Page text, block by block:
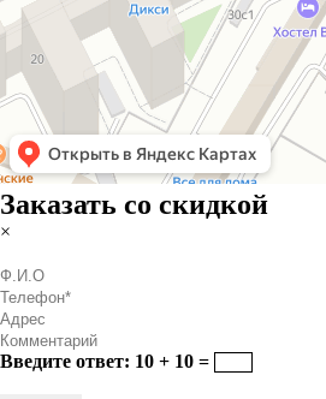
Заказать со скидкой
×
Введите ответ: 10 + 10 =